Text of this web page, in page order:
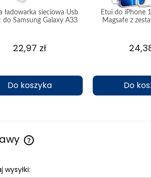
ładowarka sieciowa Usb
do Samsung Galaxy A33
22,97 zł
Do koszyka
Etui do iPhone
Magsafe z
Do
wysyłki: